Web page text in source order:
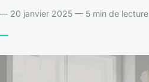
— 20 janvier 2025 — 5 min de lecture